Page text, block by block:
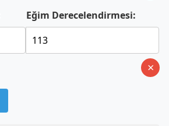
Eğim Derecelendirmesi:
×